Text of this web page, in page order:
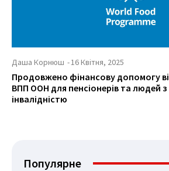
Даша Корнюш -16 Квітня, 2025
Продовжено фінансову допомогу
ВПП ООН для пенсіонерів та людей з
інвалідністю
Популярне